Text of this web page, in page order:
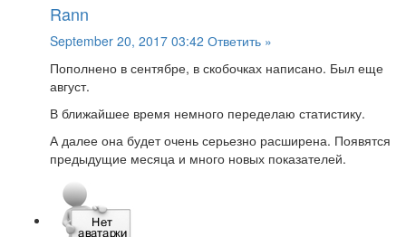
Rann
September 20, 2017 03:42 Ответить »
Пополнено в сентябре, в скобочках написано. Был еще
август.
В ближайшее время немного переделаю статистику.
А далее она будет очень серьезно расширена. Появятся
предыдущие месяца и много новых показателей.